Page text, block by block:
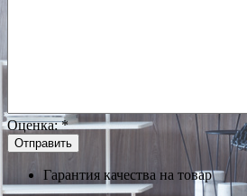
Оценка:*
Гарантия качества на товар